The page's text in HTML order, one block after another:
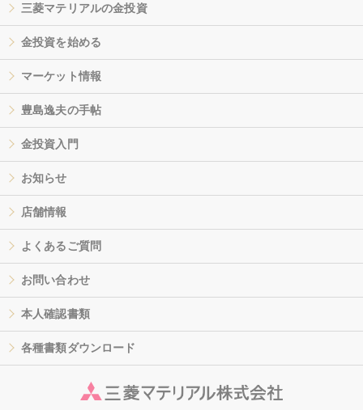
三菱マテリアルの金投資
金投資を始める
マーケット情報
豊島逸夫の手帖
金投資入門
お知らせ
店舗情報
よくあるご質問
お問い合わせ
本人確認書類
各種書類ダウンロード